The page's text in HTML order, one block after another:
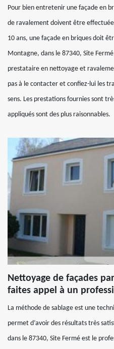
Pour bien entretenir une façade en
de ravalement doivent être
10 ans, une façade en briques doit
Montagne, dans le 87340, Site
prestataire en nettoyage et
pas à le contacter et confiez-lui les
sens. Les prestations fournies sont
appliqués sont des plus raisonnables.
Nettoyage de façades
faites appel à un
La méthode de sablage est une
permet d’avoir des résultats très
dans le 87340, Site Fermé est le